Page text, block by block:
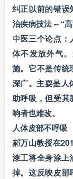
纠正以前的错误
治疾病技法 -- “
中医三个论点：
体不发放外气
施。它不是传统
深广。主耍是人
助呼吸，但受其
响者也难改。
人体皮部不呼吸
郝万山教授在
漆工将全身涂上
掉。这反映皮部